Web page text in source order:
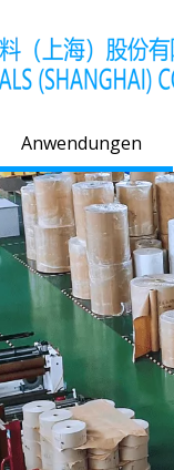
Anwendungen